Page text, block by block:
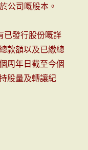
公司嘅股本。
已發行股份嘅詳
款額以及已繳總
周年日截至今個
股量及轉讓紀